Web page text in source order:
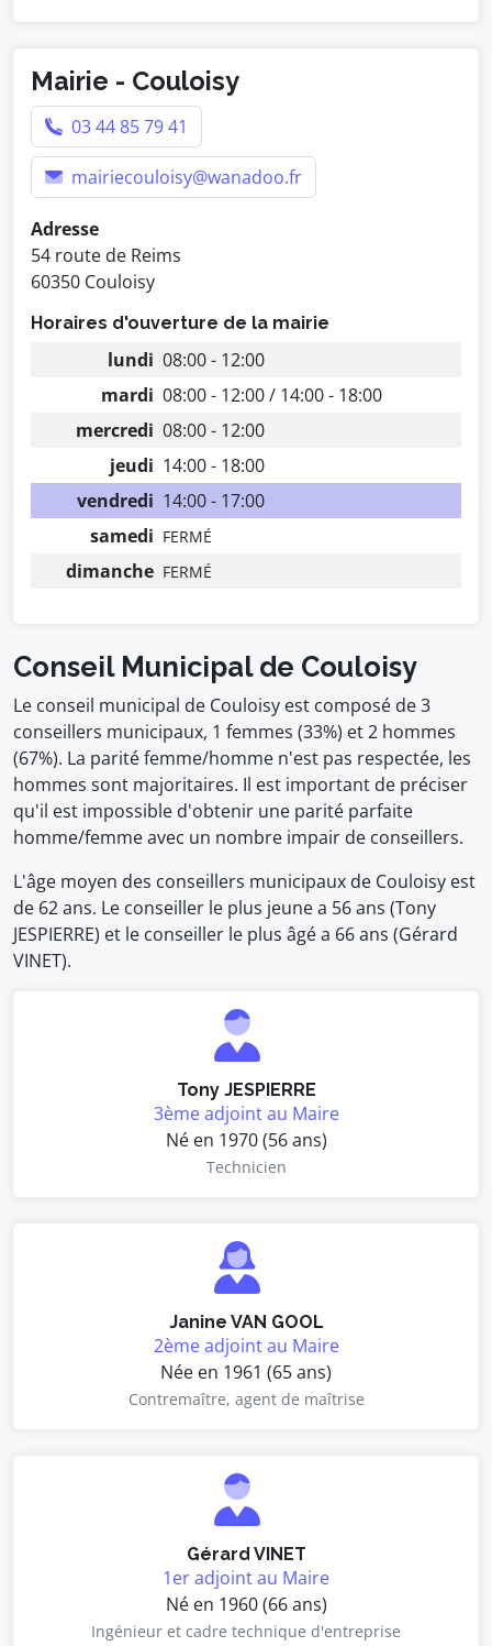
Mairie - Couloisy
03 44 85 79 41
mairiecouloisy@wanadoo.fr
Adresse
54 route de Reims
60350 Couloisy
Horaires d'ouverture de la mairie
lundi 08:00 - 12:00
mardi 08:00 - 12:00 / 14:00 - 18:00
mercredi 08:00 - 12:00
jeudi 14:00 - 18:00
vendredi 14:00 - 17:00
samedi FERMÉ
dimanche FERMÉ
Conseil Municipal de Couloisy
Le conseil municipal de Couloisy est composé de 3
conseillers municipaux, 1 femmes (33%) et 2 hommes
(67%). La parité femme/homme n'est pas respectée, les
hommes sont majoritaires. Il est important de préciser
qu'il est impossible d'obtenir une parité parfaite
homme/femme avec un nombre impair de conseillers.
L'âge moyen des conseillers municipaux de Couloisy est
de 62 ans. Le conseiller le plus jeune a 56 ans (Tony
JESPIERRE) et le conseiller le plus âgé a 66 ans (Gérard
VINET).
Tony JESPIERRE
3ème adjoint au Maire
Né en 1970 (56 ans)
Technicien
Janine VAN GOOL
2ème adjoint au Maire
Née en 1961 (65 ans)
Contremaître, agent de maîtrise
Gérard VINET
1er adjoint au Maire
Né en 1960 (66 ans)
Ingénieur et cadre technique d'entreprise